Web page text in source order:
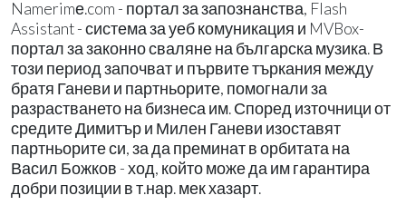
Namerimе.com - портал за запознанства, Flash
Assistant - система за уеб комуникация и MVBox-
портал за законно сваляне на българска музика. В
този период започват и първите търкания между
братя Ганеви и партньорите, помогнали за
разрастването на бизнеса им. Според източници от
средите Димитър и Милен Ганеви изоставят
партньорите си, за да преминат в орбитата на
Васил Божков - ход, който може да им гарантира
добри позиции в т.нар. мек хазарт.